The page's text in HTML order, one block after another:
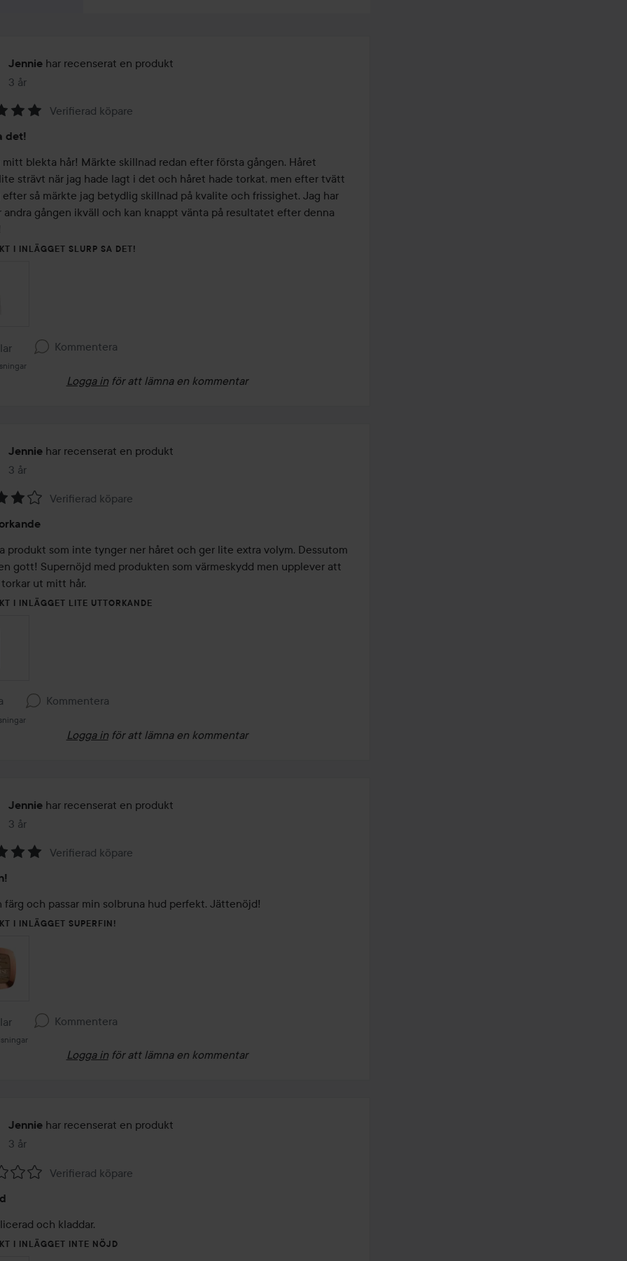
Jennie har recenserat en produkt
3 år
Inlägget skapades 3 år
Verifierad köpare
det!
mitt blekta hår! Märkte skillnad redan efter första gången. Håret
strävt när jag hade lagt i det och håret hade torkat, men efter tvätt
efter så märkte jag betydlig skillnad på kvalite och frissighet. Jag har
andra gången ikväll och kan knappt vänta på resultatet efter denna
I INLÄGGET SLURP SA DET!
Kommentera
Logga in för att lämna en kommentar
Jennie har recenserat en produkt
3 år
Inlägget skapades 3 år
Verifierad köpare
produkt som inte tynger ner håret och ger lite extra volym. Dessutom
gott! Supernöjd med produkten som värmeskydd men upplever att
ut mitt hår.
I INLÄGGET LITE UTTORKANDE
Kommentera
Logga in för att lämna en kommentar
Jennie har recenserat en produkt
3 år
Inlägget skapades 3 år
Verifierad köpare
färg och passar min solbruna hud perfekt. Jättenöjd!
I INLÄGGET SUPERFIN!
Kommentera
Logga in för att lämna en kommentar
Jennie har recenserat en produkt
3 år
Inlägget skapades 3 år
Verifierad köpare
och kladdar.
I INLÄGGET INTE NÖJD